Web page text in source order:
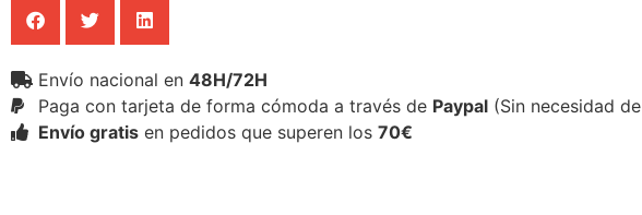
Envío nacional en 48H/72H
Paga con tarjeta de forma cómoda a través de Paypal(Sin necesidad
Envío gratisen pedidos que superen los 70€